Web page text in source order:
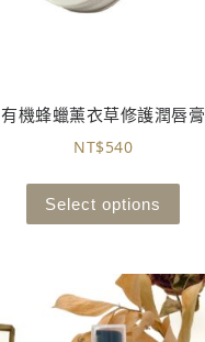
有機蜂蠟薰衣草修護潤唇膏
NT$540
Select options